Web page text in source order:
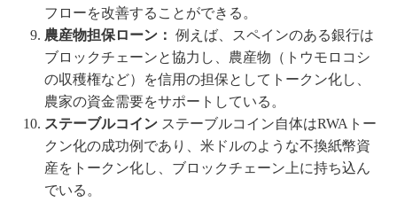
フローを改善することができる。
農産物担保ローン： 例えば、スペインのある銀行は
ブロックチェーンと協力し、農産物（トウモロコシ
の収穫権など）を信用の担保としてトークン化し、
農家の資金需要をサポートしている。
ステーブルコイン ステーブルコイン自体はRWAトー
クン化の成功例であり、米ドルのような不換紙幣資
産をトークン化し、ブロックチェーン上に持ち込ん
でいる。